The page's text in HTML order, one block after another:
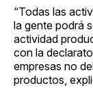
“Todas las
la gente podrá
actividad
con la
empresas no
productos,